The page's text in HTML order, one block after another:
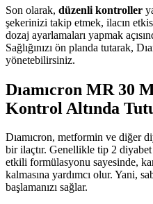
Son olarak, düzenli kontroller
şekerinizi takip etmek, ilacın
dozaj ayarlamaları yapmak
Sağlığınızı ön planda tutarak,
yönetebilirsiniz.
Dıamıcron MR 30
Kontrol Altında
Dıamıcron, metformin ve diğer
bir ilaçtır. Genellikle tip 2
etkili formülasyonu sayesinde,
kalmasına yardımcı olur. Yani,
başlamanızı sağlar.